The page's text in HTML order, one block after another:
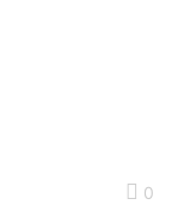
0